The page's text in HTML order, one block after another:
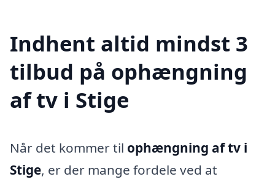
Indhent altid mindst 3
tilbud på ophængning
af tv i Stige
Når det kommer til ophængning af tv i
Stige, er der mange fordele ved at